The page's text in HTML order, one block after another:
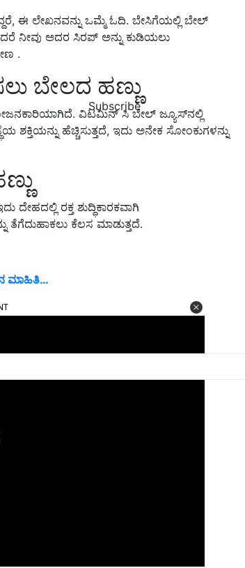
Subscribe
ಈ ಲೇಖನವನ್ನು ಒಮ್ಮೆ ಓದಿ. ಬೇಸಿಗೆಯಲ್ಲಿ ಬೇಲ್
ನೀವು ಅದರ ಸಿರಪ್ ಅನ್ನು ಕುಡಿಯಲು
.
ಬೇಲದ ಹಣ್ಣು
ವಿಟಮಿನ್ ಸಿ ಬೇಲ್ ಜ್ಯೂಸ್‌ನಲ್ಲಿ
ಶಕ್ತಿಯನ್ನು ಹೆಚ್ಚಿಸುತ್ತದೆ, ಇದು ಅನೇಕ ಸೋಂಕುಗಳನ್ನು
ರಕ್ತ ಶುದ್ಧಿಕಾರಕವಾಗಿ
ತೆಗೆದುಹಾಕಲು ಕೆಲಸ ಮಾಡುತ್ತದೆ.
ಮಾಹಿತಿ…